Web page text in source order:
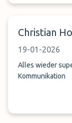
Christian
19-01-2026
Alles wieder
Kommunikation